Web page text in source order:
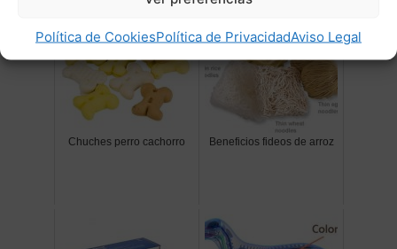
Política de CookiesPolítica de PrivacidadAviso Legal
Chuches perro cachorro Beneficios fideos de arroz